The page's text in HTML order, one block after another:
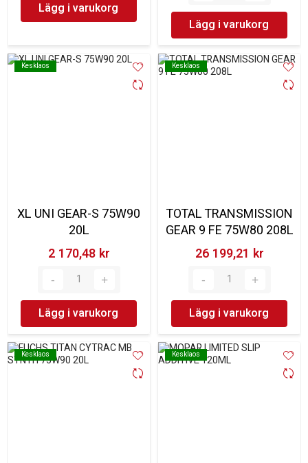
Lägg i varukorg
Lägg i varukorg
Kesklaos
Kesklaos
XL UNI GEAR-S 75W90
20L
2 170,48 kr‎
Lägg i varukorg
Kesklaos
Kesklaos
TOTAL TRANSMISSION
GEAR 9 FE 75W80 208L
26 199,21 kr‎
Lägg i varukorg
Kesklaos
Kesklaos Kesklaos
Kesklaos